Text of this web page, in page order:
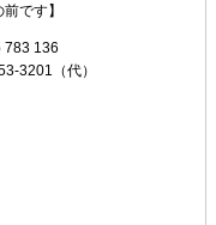
です】
783 136
3201（代）